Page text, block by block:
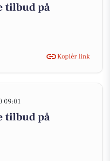
tilbud på
Kopiér link
09:01
tilbud på